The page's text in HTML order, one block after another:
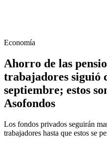
Economía
Ahorro de las
trabajadores siguió
septiembre; estos
Asofondos
Los fondos privados seguirán
trabajadores hasta que estos se